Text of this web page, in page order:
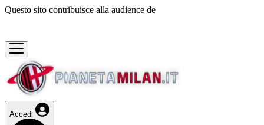
Questo sito contribuisce alla audience de
Accedi